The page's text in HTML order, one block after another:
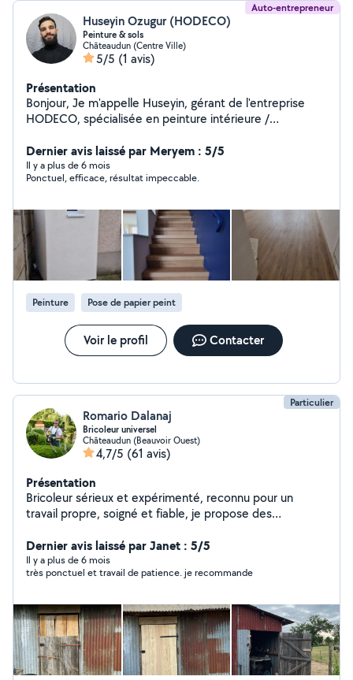
Auto-entrepreneur
Huseyin Ozugur (HODECO)
Peinture & sols
Châteaudun (Centre Ville)
5/5 (1 avis)
Présentation
Bonjour, Je m'appelle Huseyin, gérant de l'entreprise
HODECO, spécialisée en peinture intérieure /
métier, je mets un point d'honneur à réaliser un travail
soigné, propre et durable. Ce que je propose : Peinture
intérieure et extérieure Pose de revêtements muraux et
Loir et me déplace rapidement pour vos projets. Je me
déplace aussi en Île-de-France. N'hésitez pas à me
contacter pour un devis gratuit et des conseils
personnalisés.
Dernier avis laissé par Meryem : 5/5
Il y a plus de 6 mois
Ponctuel, efficace, résultat impeccable.
Peinture Pose de papier peint
Voir le profil Contacter
Particulier
Romario Dalanaj
Bricoleur universel
Châteaudun (Beauvoir Ouest)
4,7/5 (61 avis)
Présentation
Bricoleur sérieux et expérimenté, reconnu pour un
travail propre, soigné et fiable, je propose des
aménagement intérieur / extérieur. Paysagiste &
jardinage complet : tonte, débroussaillage, taille,
nettoyage, création de gazon et potager Pose de
bois et aménagement extérieur Pose de carrelage,
parquet, moquette et lino Peinture intérieure /
extérieure et rénovation Nettoyage haute pression
professionnel (terrasses, murs, façades, allées)
Nettoyage de toitures et traitement anti-mousse
Dernier avis laissé par Janet : 5/5
Il y a plus de 6 mois
très ponctuel et travail de patience. je recommande